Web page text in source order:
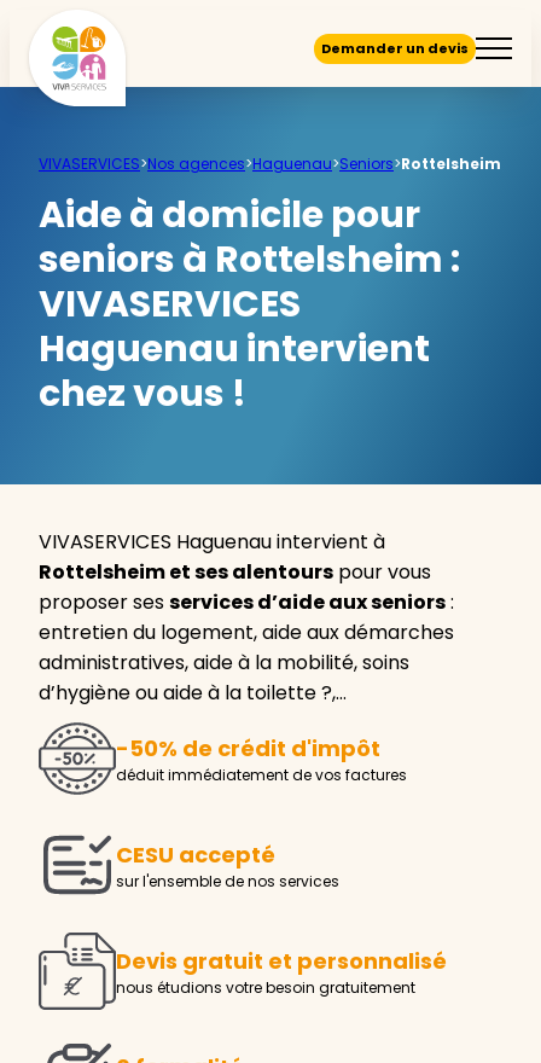
Demander un devis
VIVASERVICES>Nos agences>Haguenau>Seniors>Rottelsheim
Aide à domicile pour
seniors à Rottelsheim :
VIVASERVICES
Haguenau intervient
chez vous !
VIVASERVICES Haguenau intervient à
Rottelsheim et ses alentours pour vous
proposer sesservices d’aide aux seniors:
entretien du logement, aide aux démarches
administratives, aide à la mobilité, soins
d’hygiène ou aide à la toilette ?,…
-50% de crédit d'impôt
déduit immédiatement de vos factures
CESU accepté
sur l'ensemble de nos services
Devis gratuit et personnalisé
nous étudions votre besoin gratuitement